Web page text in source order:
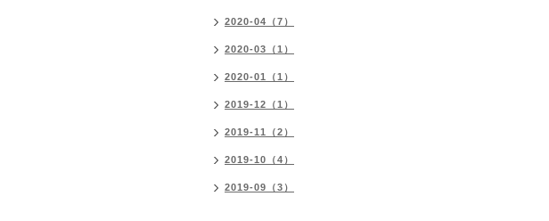
2020-04（7）
2020-03（1）
2020-01（1）
2019-12（1）
2019-11（2）
2019-10（4）
2019-09（3）